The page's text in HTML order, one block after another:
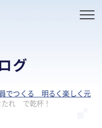
グ
でつくる 明るく楽しく元
れ で乾杯！